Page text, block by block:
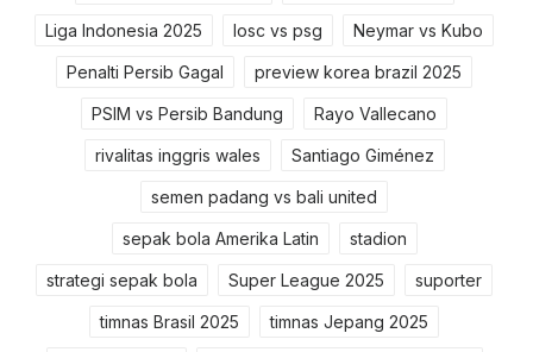
Liga Indonesia 2025 losc vs psg Neymar vs Kubo
Penalti Persib Gagal preview korea brazil 2025
PSIM vs Persib Bandung Rayo Vallecano
rivalitas inggris wales Santiago Giménez
semen padang vs bali united
sepak bola Amerika Latin stadion
strategi sepak bola Super League 2025 suporter
timnas Brasil 2025 timnas Jepang 2025